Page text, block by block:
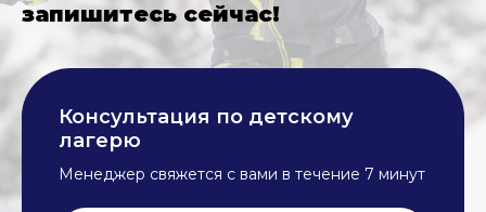
запишитесь сейчас!
Консультация по детскому
лагерю
Менеджер свяжется с вами в течение 7 минут